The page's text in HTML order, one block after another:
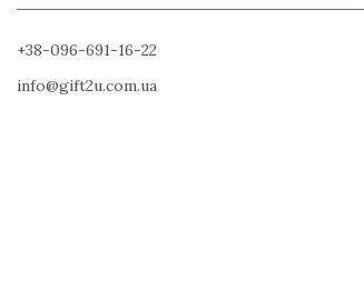
+38-096-691-16-22
info@gift2u.com.ua